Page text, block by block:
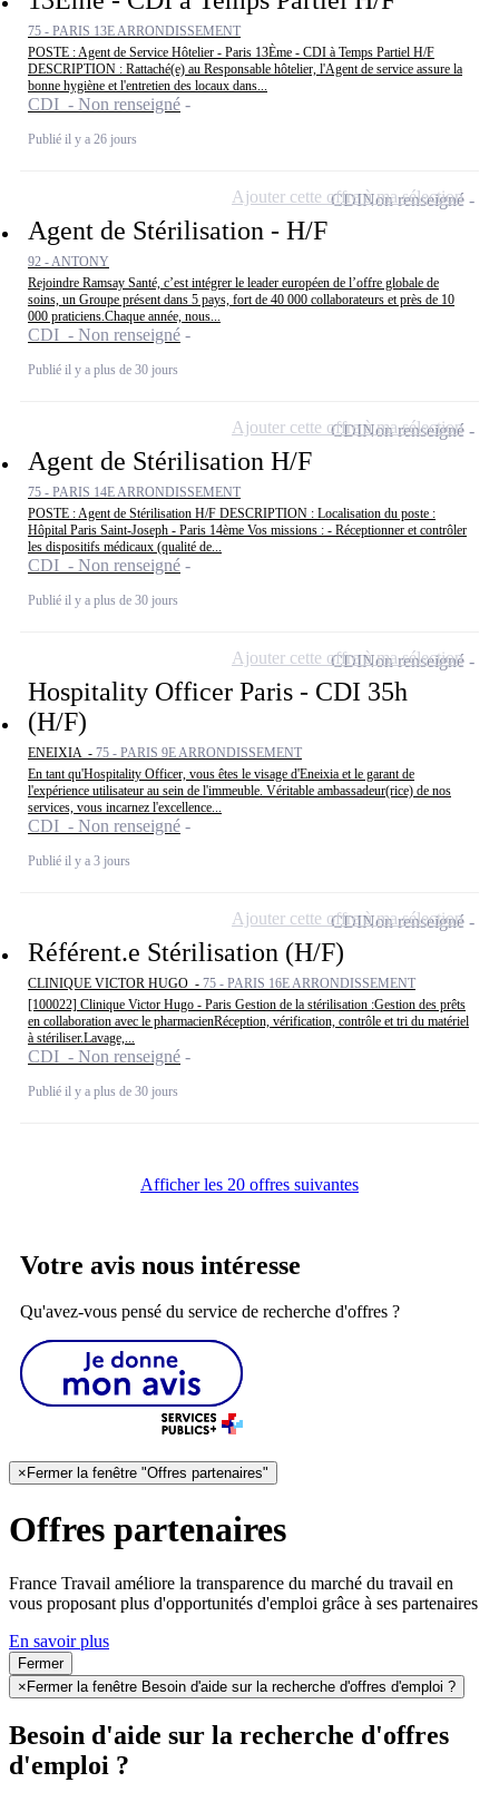
75 - PARIS 13E ARRONDISSEMENT
POSTE : Agent de Service Hôtelier - Paris 13Ème - CDI à Temps Partiel H/F
DESCRIPTION : Rattaché(e) au Responsable hôtelier, l'Agent de service assure la
bonne hygiène et l'entretien des locaux dans...
CDI - Non renseigné
Publié il y a 26 jours
Agent de Stérilisation - H/F
92 - ANTONY
Rejoindre Ramsay Santé, c’est intégrer le leader européen de l’offre globale de
soins, un Groupe présent dans 5 pays, fort de 40 000 collaborateurs et près de 10
000 praticiens.Chaque année, nous...
CDI - Non renseigné
Publié il y a plus de 30 jours
CDINon renseigné
Ajouter cette offre à ma sélection
Agent de Stérilisation H/F
75 - PARIS 14E ARRONDISSEMENT
POSTE : Agent de Stérilisation H/F DESCRIPTION : Localisation du poste :
Hôpital Paris Saint-Joseph - Paris 14ème Vos missions : - Réceptionner et contrôler
les dispositifs médicaux (qualité de...
CDI - Non renseigné
Publié il y a plus de 30 jours
CDINon renseigné
Ajouter cette offre à ma sélection
Hospitality Officer Paris - CDI 35h
(H/F)
ENEIXIA - 75 - PARIS 9E ARRONDISSEMENT
En tant qu'Hospitality Officer, vous êtes le visage d'Eneixia et le garant de
l'expérience utilisateur au sein de l'immeuble. Véritable ambassadeur(rice) de nos
services, vous incarnez l'excellence...
CDI - Non renseigné
Publié il y a 3 jours
CDINon renseigné
Ajouter cette offre à ma sélection
Référent.e Stérilisation (H/F)
CLINIQUE VICTOR HUGO - 75 - PARIS 16E ARRONDISSEMENT
[100022] Clinique Victor Hugo - Paris Gestion de la stérilisation :Gestion des prêts
en collaboration avec le pharmacienRéception, vérification, contrôle et tri du matériel
à stériliser.Lavage,...
CDI - Non renseigné
Publié il y a plus de 30 jours
CDINon renseigné
Ajouter cette offre à ma sélection
Afficher les 20 offres suivantes
Votre avis nous intéresse
Qu'avez-vous pensé du service de recherche d'offres ?
× Fermer la fenêtre "Offres partenaires"
Offres partenaires
France Travail améliore la transparence du marché du travail en
vous proposant plus d'opportunités d'emploi grâce à ses partenaires
En savoir plus
Fermer
× Fermer la fenêtre Besoin d'aide sur la recherche d'offres d'emploi ?
Besoin d'aide sur la recherche d'offres
d'emploi ?